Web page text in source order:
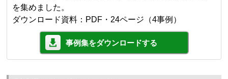
を集めました。
ダウンロード資料：PDF・24ページ（4事例）
事例集をダウンロードする